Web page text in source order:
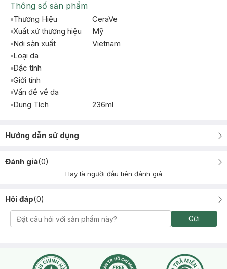
Thông số sản phẩm
Thương Hiệu
CeraVe
Xuất xứ thương hiệu
Mỹ
Nơi sản xuất
Vietnam
Loại da
Đặc tính
Giới tính
Vấn đề về da
Dung Tích
236ml
Hướng dẫn sử dụng
Đánh giá(0)
Hãy là người đầu tiên đánh giá
Hỏi đáp(0)
Gửi